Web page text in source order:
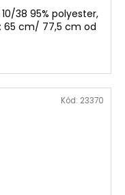
38 95% polyester,
65 cm/ 77,5 cm od
Kód: 23370